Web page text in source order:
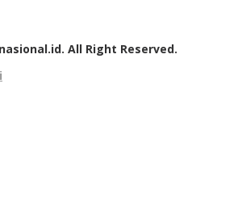
All Right Reserved.